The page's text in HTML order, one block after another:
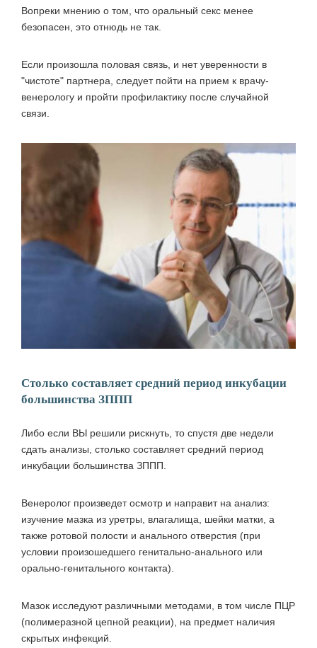
Вопреки мнению о том, что оральный секс менее
безопасен, это отнюдь не так.
Если произошла половая связь, и нет уверенности в
"чистоте" партнера, следует пойти на прием к врачу-
венерологу и пройти профилактику после случайной
связи.
Столько составляет средний период инкубации
большинства ЗППП
Либо если ВЫ решили рискнуть, то спустя две недели
сдать анализы, столько составляет средний период
инкубации большинства ЗППП.
Венеролог произведет осмотр и направит на анализ:
изучение мазка из уретры, влагалища, шейки матки, а
также ротовой полости и анального отверстия (при
условии произошедшего генитально-анального или
орально-генитального контакта).
Мазок исследуют различными методами, в том числе ПЦР
(полимеразной цепной реакции), на предмет наличия
скрытых инфекций.